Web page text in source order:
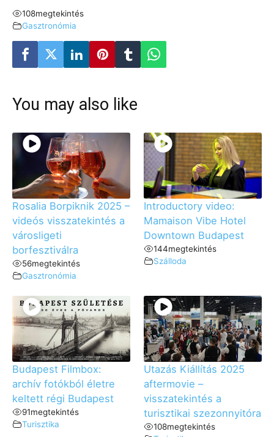
108megtekintés
Gasztronómia
You may also like
Rosalia Borpiknik 2025 –
videós visszatekintés a
városligeti
borfesztiválra
56megtekintés
Gasztronómia
Introductory video:
Mamaison Vibe Hotel
Downtown Budapest
144megtekintés
Szálloda
Budapest Filmbox:
archív fotókból életre
keltett régi Budapest
91megtekintés
Turisztika
Utazás Kiállítás 2025
aftermovie –
visszatekintés a
turisztikai szezonnyitóra
108megtekintés